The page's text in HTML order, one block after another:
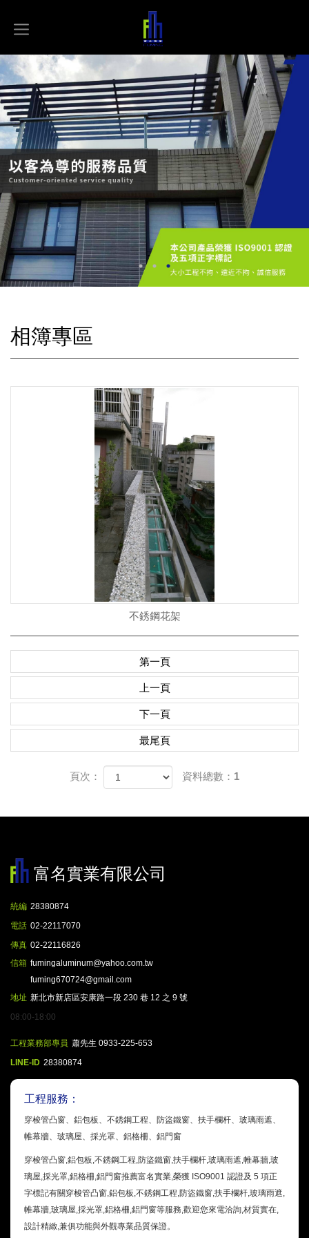
相簿專區
不銹鋼花架
第一頁
上一頁
下一頁
最尾頁
頁次： 資料總數：1
富名實業有限公司
統編 28380874
電話 02-22117070
傳真 02-22116826
信箱 fumingaluminum@yahoo.com.tw
fuming670724@gmail.com
地址 新北市新店區安康路一段 230 巷 12 之 9 號
08:00-18:00
工程業務部專員 蕭先生 0933-225-653
LINE-ID 28380874
工程服務：
穿梭管凸窗、鋁包板、不銹鋼工程、防盜鐵窗、扶手欄杆、玻璃雨遮、
帷幕牆、玻璃屋、採光罩、鋁格柵、鋁門窗
穿梭管凸窗,鋁包板,不銹鋼工程,防盜鐵窗,扶手欄杆,玻璃雨遮,帷幕牆,玻
璃屋,採光罩,鋁格柵,鋁門窗推薦富名實業,榮獲 ISO9001 認證及 5 項正
字標記有關穿梭管凸窗,鋁包板,不銹鋼工程,防盜鐵窗,扶手欄杆,玻璃雨遮,
帷幕牆,玻璃屋,採光罩,鋁格柵,鋁門窗等服務,歡迎您來電洽詢,材質實在,
設計精緻,兼俱功能與外觀專業品質保證。